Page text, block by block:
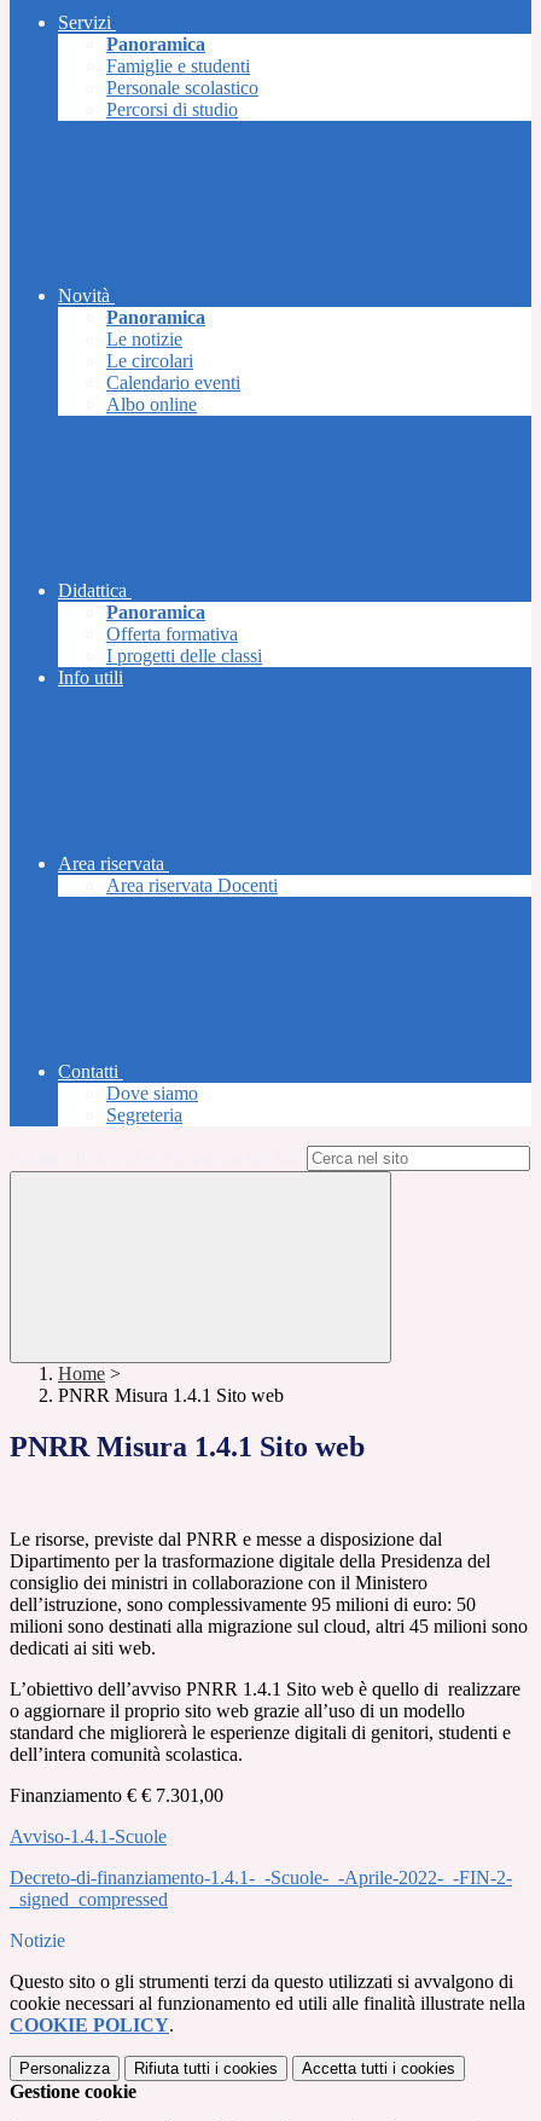
Servizi
Panoramica
Famiglie e studenti
Personale scolastico
Percorsi di studio
Novità
Panoramica
Le notizie
Le circolari
Calendario eventi
Albo online
Didattica
Panoramica
Offerta formativa
I progetti delle classi
Info utili
Area riservata
Area riservata Docenti
Contatti
Dove siamo
Segreteria
Home >
PNRR Misura 1.4.1 Sito web
PNRR Misura 1.4.1 Sito web
Le risorse, previste dal PNRR e messe a disposizione dal
Dipartimento per la trasformazione digitale della Presidenza del
consiglio dei ministri in collaborazione con il Ministero
dell’istruzione, sono complessivamente 95 milioni di euro: 50
milioni sono destinati alla migrazione sul cloud, altri 45 milioni sono
dedicati ai siti web.
L’obiettivo dell’avviso PNRR 1.4.1 Sito web è quello di realizzare
o aggiornare il proprio sito web grazie all’uso di un modello
standard che migliorerà le esperienze digitali di genitori, studenti e
dell’intera comunità scolastica.
Finanziamento € € 7.301,00
Avviso-1.4.1-Scuole
Decreto-di-finanziamento-1.4.1-_-Scuole-_-Aprile-2022-_-FIN-2-
_signed_compressed
Notizie
Questo sito o gli strumenti terzi da questo utilizzati si avvalgono di
cookie necessari al funzionamento ed utili alle finalità illustrate nella
COOKIE POLICY.
Personalizza Rifiuta tutti i cookies Accetta tutti i cookies
Gestione cookie